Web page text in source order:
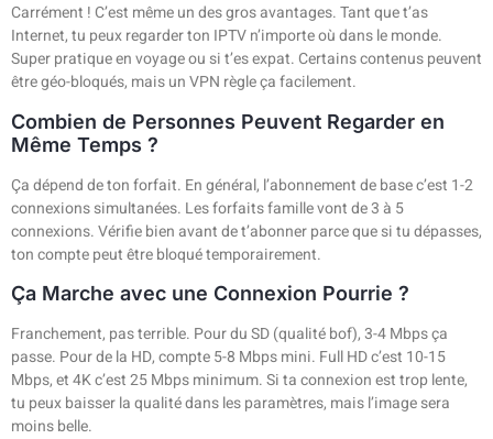
Carrément ! C’est même un des gros avantages. Tant que t’as
Internet, tu peux regarder ton IPTV n’importe où dans le monde.
Super pratique en voyage ou si t’es expat. Certains contenus peuvent
être géo-bloqués, mais un VPN règle ça facilement.
Combien de Personnes Peuvent Regarder en
Même Temps ?
Ça dépend de ton forfait. En général, l’abonnement de base c’est 1-2
connexions simultanées. Les forfaits famille vont de 3 à 5
connexions. Vérifie bien avant de t’abonner parce que si tu dépasses,
ton compte peut être bloqué temporairement.
Ça Marche avec une Connexion Pourrie ?
Franchement, pas terrible. Pour du SD (qualité bof), 3-4 Mbps ça
passe. Pour de la HD, compte 5-8 Mbps mini. Full HD c’est 10-15
Mbps, et 4K c’est 25 Mbps minimum. Si ta connexion est trop lente,
tu peux baisser la qualité dans les paramètres, mais l’image sera
moins belle.